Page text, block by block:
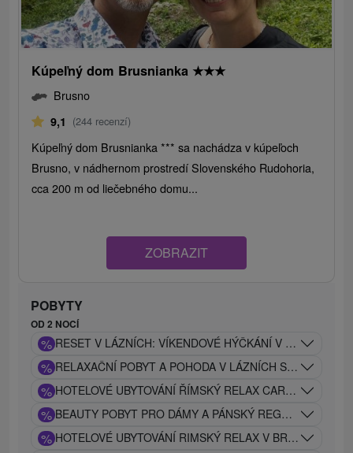
Kúpeľný dom Brusnianka ★★★
Brusno
9,1 (244 recenzí)
Kúpeľný dom Brusnianka *** sa nachádza v kúpeľoch
Brusno, v nádhernom prostredí Slovenského Rudohoria,
cca 200 m od liečebného domu...
ZOBRAZIT
POBYTY
OD 2 NOCÍ
% RESET V LÁZNÍCH: VÍKENDOVÉ HÝČKÁNÍ V CARACALLA
% RELAXAČNÍ POBYT A POHODA V LÁZNÍCH SE SLEVOU
% HOTELOVÉ UBYTOVÁNÍ ŘÍMSKÝ RELAX CARACALLA
% BEAUTY POBYT PRO DÁMY A PÁNSKÝ REGENERAČNÍ
% HOTELOVÉ UBYTOVÁNÍ RIMSKÝ RELAX V BRUSNĚ: